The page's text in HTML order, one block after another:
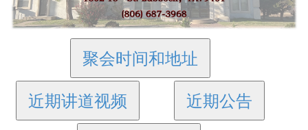
聚会时间和地址
近期讲道视频
近期公告